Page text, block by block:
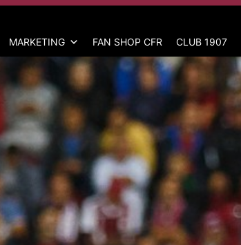
MARKETING FAN SHOP CFR CLUB 1907